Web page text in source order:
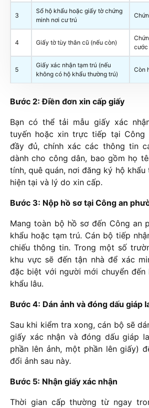
3
Sổ hộ khẩu hoặc giấy tờ chứng
minh nơi cư trú
4 Giấy tờ tùy thân cũ (nếu còn)
cước
5
Giấy xác nhận tạm trú (nếu
không có hộ khẩu thường trú)
Còn
Bước 2: Điền đơn xin cấp giấy
Bạn có thể tải mẫu giấy xác
tuyến hoặc xin trực tiếp tại Công
đầy đủ, chính xác các thông tin
dành cho công dân, bao gồm họ
tính, quê quán, nơi đăng ký hộ
hiện tại và lý do xin cấp.
Bước 3: Nộp hồ sơ tại Công an
Mang toàn bộ hồ sơ đến Công an
khẩu hoặc tạm trú. Cán bộ tiếp
chiếu thông tin. Trong một số
khu vực sẽ đến tận nhà để xác
đặc biệt với người mới chuyển đến
khẩu lâu.
Bước 4: Dán ảnh và đóng dấu giáp
Sau khi kiểm tra xong, cán bộ sẽ
giấy xác nhận và đóng dấu giáp
phần lên ảnh, một phần lên giấy)
đổi ảnh sau này.
Bước 5: Nhận giấy xác nhận
Thời gian cấp thường từ ngay